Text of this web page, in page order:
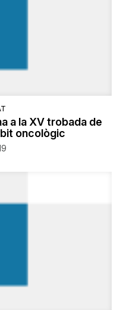
a la XV trobada de
oncològic